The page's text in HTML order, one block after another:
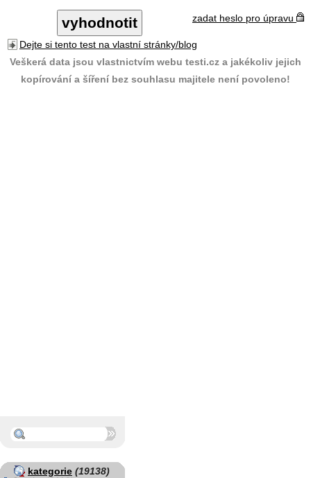
zadat heslo pro úpravu
Dejte si tento test na vlastní stránky/blog
Veškerá data jsou vlastnictvím webu testi.cz a jakékoliv jejich
kopírování a šíření bez souhlasu majitele není povoleno!
kategorie (19138)